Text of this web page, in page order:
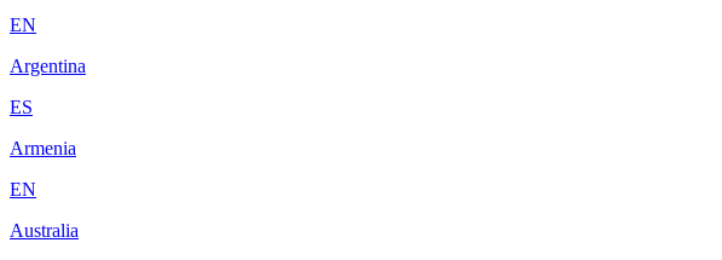
EN
Argentina
ES
Armenia
EN
Australia